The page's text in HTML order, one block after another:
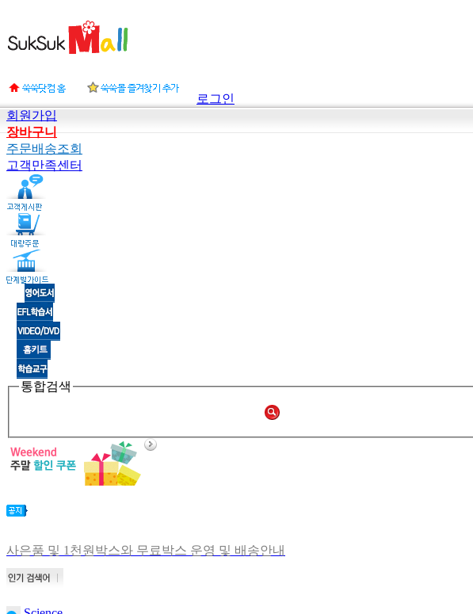
로그인
회원가입
장바구니
주문배송조회
고객만족센터
통합검색
사은품 및 1천원박스와 무료박스 운영 및 배송안내
[공지] 쑥쑥몰 재오픈합니다.